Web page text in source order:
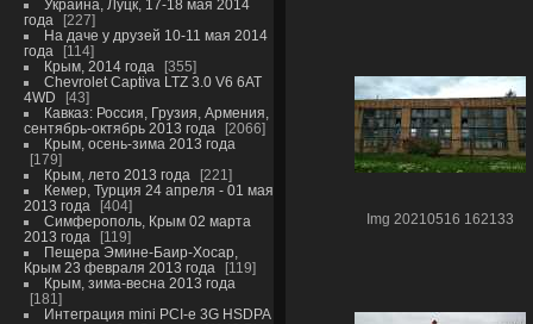
Украина, Луцк, 17-18 мая 2014
года
227
На даче у друзей 10-11 мая 2014
года
114
Крым, 2014 года
355
Chevrolet Captiva LTZ 3.0 V6 6AT
4WD
43
Кавказ: Россия, Грузия, Армения,
сентябрь-октябрь 2013 года
2066
Крым, осень-зима 2013 года
179
Крым, лето 2013 года
221
Кемер, Турция 24 апреля - 01 мая
2013 года
404
Симферополь, Крым 02 марта
2013 года
119
Пещера Эмине-Баир-Хосар,
Крым 23 февраля 2013 года
119
Крым, зима-весна 2013 года
181
Интеграция mini PCI-e 3G HSDPA
Img 20210516 162133